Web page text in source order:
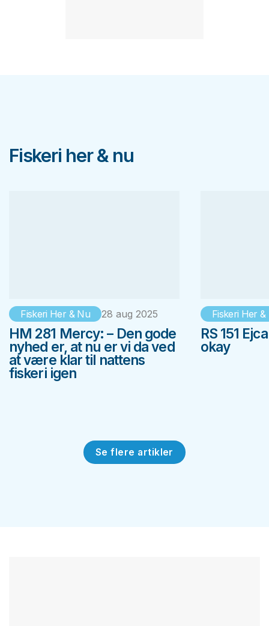
Fiskeri her & nu
Fiskeri Her & Nu 28 aug 2025
HM 281 Mercy: – Den gode
nyhed er, at nu er vi da ved
at være klar til nattens
fiskeri igen
Fiskeri Her &
RS 151
okay
Se flere artikler